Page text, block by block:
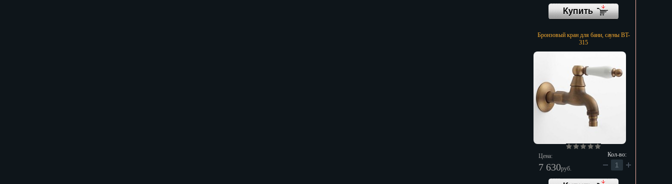
Бронзовый кран для бани, сауны BT-
315
Цена:
7 630руб.
Кол-во: